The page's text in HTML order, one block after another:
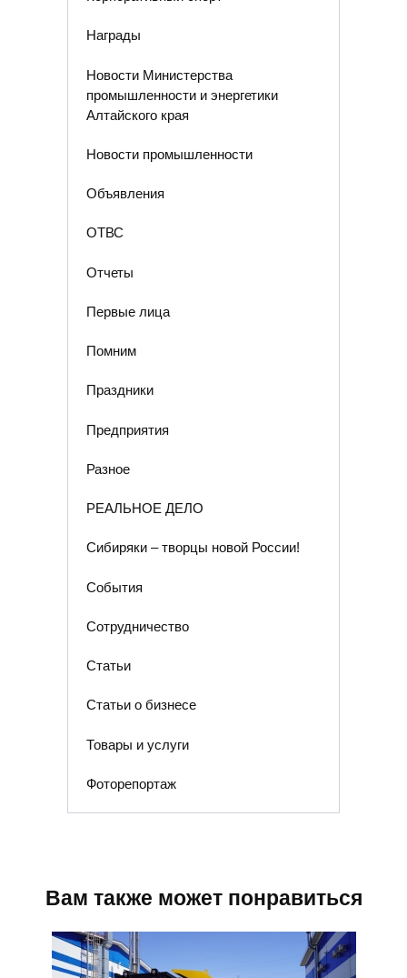
Награды
Новости Министерства
промышленности и энергетики
Алтайского края
Новости промышленности
Объявления
ОТВС
Отчеты
Первые лица
Помним
Праздники
Предприятия
Разное
РЕАЛЬНОЕ ДЕЛО
Сибиряки – творцы новой России!
События
Сотрудничество
Статьи
Статьи о бизнесе
Товары и услуги
Фоторепортаж
Вам также может понравиться